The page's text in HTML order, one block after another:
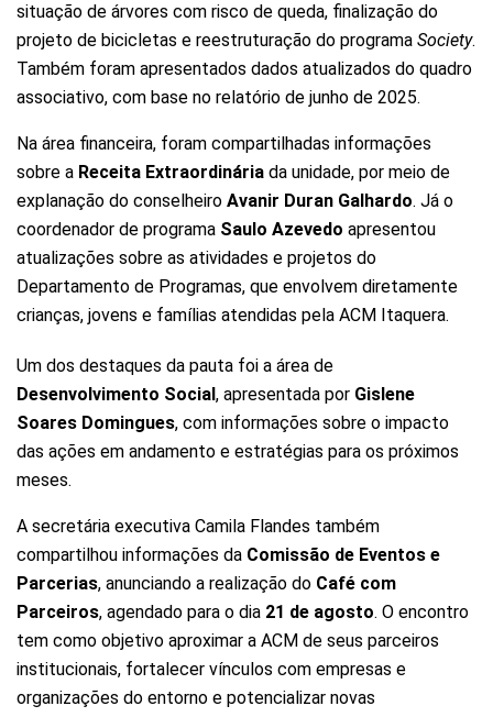
situação de árvores com risco de queda, finalização do
projeto de bicicletas e reestruturação do programa Society.
Também foram apresentados dados atualizados do quadro
associativo, com base no relatório de junho de 2025.
Na área financeira, foram compartilhadas informações
sobre a Receita Extraordinária da unidade, por meio de
explanação do conselheiro Avanir Duran Galhardo. Já o
coordenador de programa Saulo Azevedo apresentou
atualizações sobre as atividades e projetos do
Departamento de Programas, que envolvem diretamente
crianças, jovens e famílias atendidas pela ACM Itaquera.
Um dos destaques da pauta foi a área de
Desenvolvimento Social , apresentada por Gislene
Soares Domingues, com informações sobre o impacto
das ações em andamento e estratégias para os próximos
meses.
A secretária executiva Camila Flandes também
compartilhou informações da Comissão de Eventos e
Parcerias, anunciando a realização do Café com
Parceiros, agendado para o dia 21 de agosto. O encontro
tem como objetivo aproximar a ACM de seus parceiros
institucionais, fortalecer vínculos com empresas e
organizações do entorno e potencializar novas